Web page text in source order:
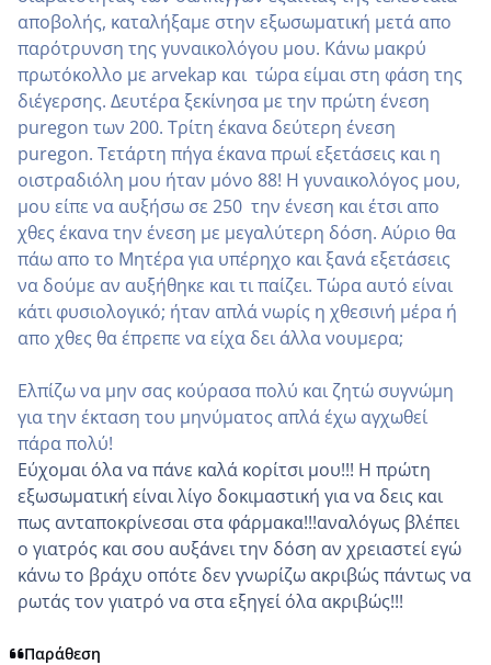
αποβολής, καταλήξαμε στην εξωσωματική μετά απο
παρότρυνση της γυναικολόγου μου. Κάνω μακρύ
πρωτόκολλο με arvekap και τώρα είμαι στη φάση της
διέγερσης. Δευτέρα ξεκίνησα με την πρώτη ένεση
puregon των 200. Τρίτη έκανα δεύτερη ένεση
puregon. Τετάρτη πήγα έκανα πρωί εξετάσεις και η
οιστραδιόλη μου ήταν μόνο 88! Η γυναικολόγος μου,
μου είπε να αυξήσω σε 250 την ένεση και έτσι απο
χθες έκανα την ένεση με μεγαλύτερη δόση. Αύριο θα
πάω απο το Μητέρα για υπέρηχο και ξανά εξετάσεις
να δούμε αν αυξήθηκε και τι παίζει. Τώρα αυτό είναι
κάτι φυσιολογικό; ήταν απλά νωρίς η χθεσινη΄ μέρα ή
απο χθες θα έπρεπε να είχα δει άλλα νουμερα;
Ελπίζω να μην σας κούρασα πολύ και ζητώ συγνώμη
για την έκταση του μηνύματος απλά έχω αγχωθεί
πάρα πολύ!
Εύχομαι όλα να πάνε καλά κορίτσι μου!!! Η πρώτη
εξωσωματική είναι λίγο δοκιμαστική για να δεις και
πως ανταποκρίνεσαι στα φάρμακα!!!αναλόγως βλέπει
ο γιατρός και σου αυξάνει την δόση αν χρειαστεί εγώ
κάνω το βράχυ οπότε δεν γνωρίζω ακριβώς πάντως να
ρωτάς τον γιατρό να στα εξηγεί όλα ακριβώς!!!
Παράθεση